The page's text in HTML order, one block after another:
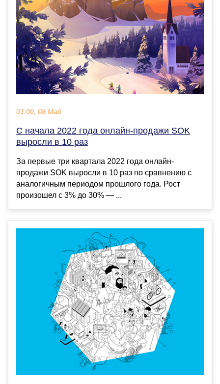
01:00, 08 Май
С начала 2022 года онлайн-продажи SOK
выросли в 10 раз
За первые три квартала 2022 года онлайн-
продажи SOK выросли в 10 раз по сравнению с
аналогичным периодом прошлого года. Рост
произошел с 3% до 30% — ...